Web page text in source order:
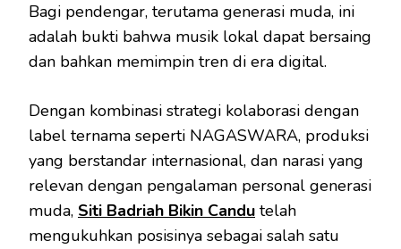
Bagi pendengar, terutama generasi muda, ini
adalah bukti bahwa musik lokal dapat bersaing
dan bahkan memimpin tren di era digital.
Dengan kombinasi strategi kolaborasi dengan
label ternama seperti NAGASWARA, produksi
yang berstandar internasional, dan narasi yang
relevan dengan pengalaman personal generasi
muda, Siti Badriah Bikin Candu telah
mengukuhkan posisinya sebagai salah satu